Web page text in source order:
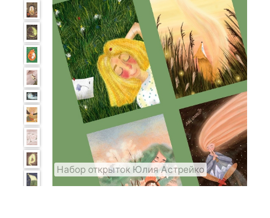
Набор открыток Юлия Астрейко